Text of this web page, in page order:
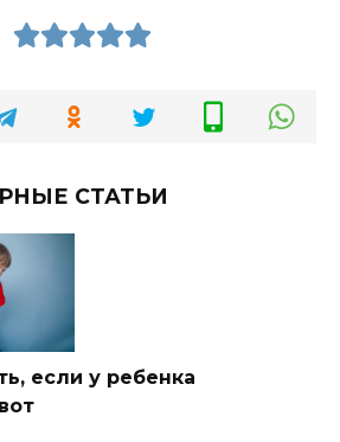
СТАТЬИ
если у ребенка